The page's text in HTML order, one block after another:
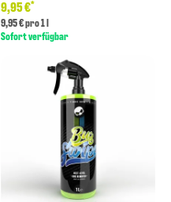
9,95 €*
9,95 € pro 1 l
Sofort verfügbar